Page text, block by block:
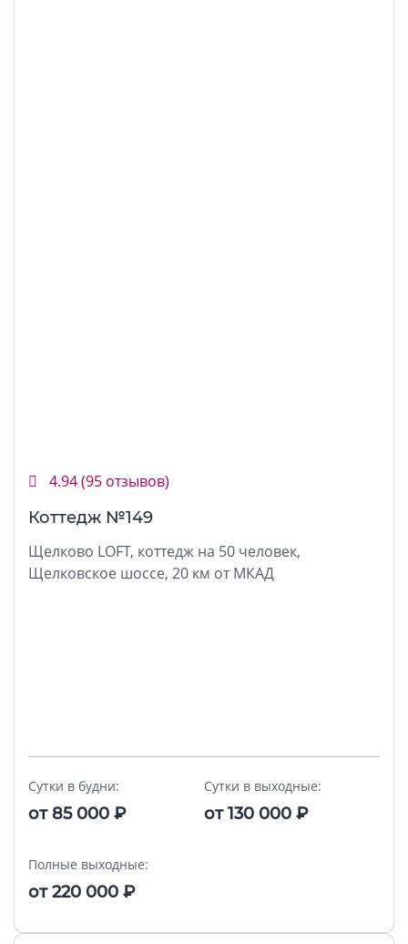
4.94(95 отзывов)
Коттедж №149
Щелково LOFT, коттедж на 50 человек,
Щелковское шоссе, 20 км от МКАД
Сутки в будни:
от85 000 ₽
Сутки в выходные:
от130 000 ₽
Полные выходные:
от220 000 ₽